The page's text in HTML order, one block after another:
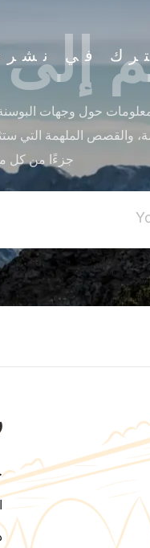
في
حول وجهات البوسنة
والقصص الملهمة التي
جزءًا من كل